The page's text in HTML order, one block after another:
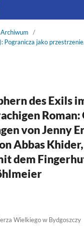
Archiwum
/
Pogranicza jako
des Exils
Roman:
von Jenny
Abbas Khider,
dem
Wielkiego w Bydgoszczy